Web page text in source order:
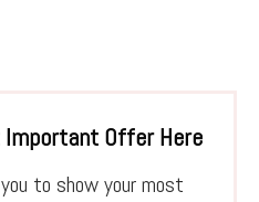
Offer Here
to show your most